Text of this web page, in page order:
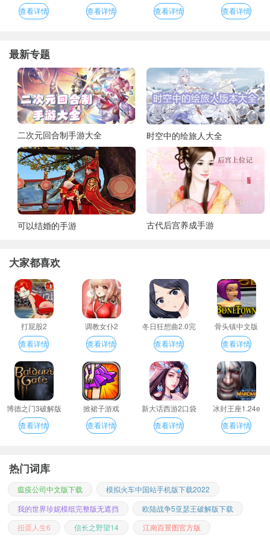
查看详情
查看详情
查看详情
查看详情
最新专题
二次元回合制手游大全 时空中的绘旅人大全
可以结婚的手游 古代后宫养成手游
大家都喜欢
打屁股2
查看详情
调教女仆2
查看详情
冬日狂想曲2.0完
整汉化版
查看详情
骨头镇中文版
查看详情
博德之门3破解版
查看详情
掀裙子游戏
查看详情
新大话西游2口袋
版
查看详情
冰封王座1.24e
查看详情
热门词库
瘟疫公司中文版下载
模拟火车中国站手机版下载2022
我的世界珍妮模组完整版无遮挡
欧陆战争5亚瑟王破解版下载
扭蛋人生6
信长之野望14
江南百景图官方版